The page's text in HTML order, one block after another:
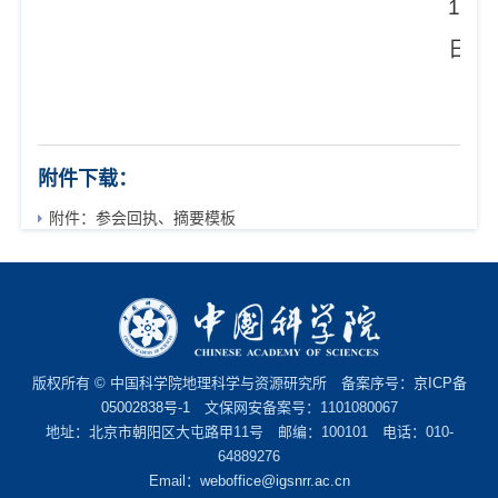
1
日
附件下载：
附件：参会回执、摘要模板
版权所有 © 中国科学院地理科学与资源研究所 备案序号： 京ICP备
05002838号-1文保网安备案号：1101080067
地址：北京市朝阳区大屯路甲11号 邮编：100101 电话：010-
64889276
Email： weboffice@igsnrr.ac.cn